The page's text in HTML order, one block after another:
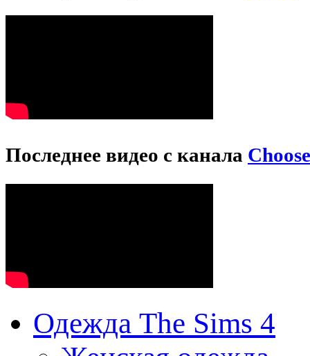
Последнее видео с канала
Одежда The Sims 4